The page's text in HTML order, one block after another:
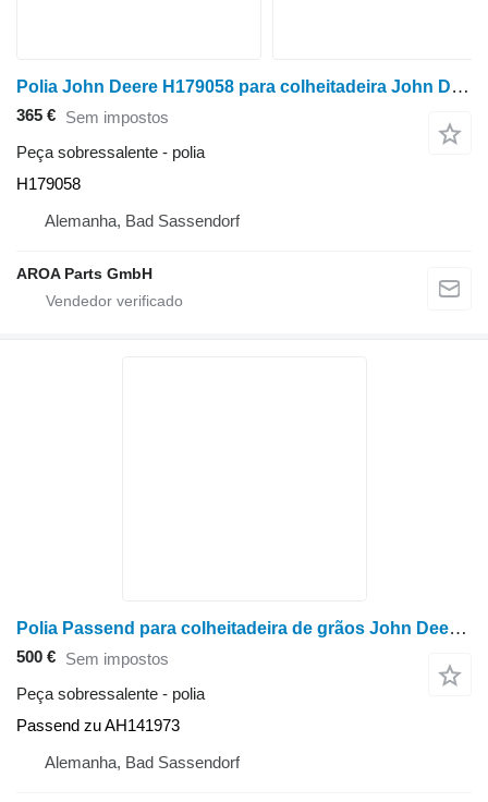
Polia John Deere H179058 para colheitadeira John Deere 9550, 9560, 9570, 9650, 9660, 9670, 9750, 9760, 9770, 9860
365 € Sem impostos
Peça sobressalente - polia
H179058
Alemanha, Bad Sassendorf
AROA Parts GmbH
Polia Passend para colheitadeira de grãos John Deere 9400, 9410, 9450, 9500, 9500SH, 9510, 9510SH, 9550, 9550SH, 9560
500 € Sem impostos
Peça sobressalente - polia
Passend zu AH141973
Alemanha, Bad Sassendorf